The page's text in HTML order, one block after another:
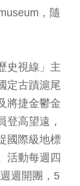
，隨
史視線」主
定古蹟滬尾
將捷金鬱金
登高望遠，
國際級地標
活動每週四
週開團，5